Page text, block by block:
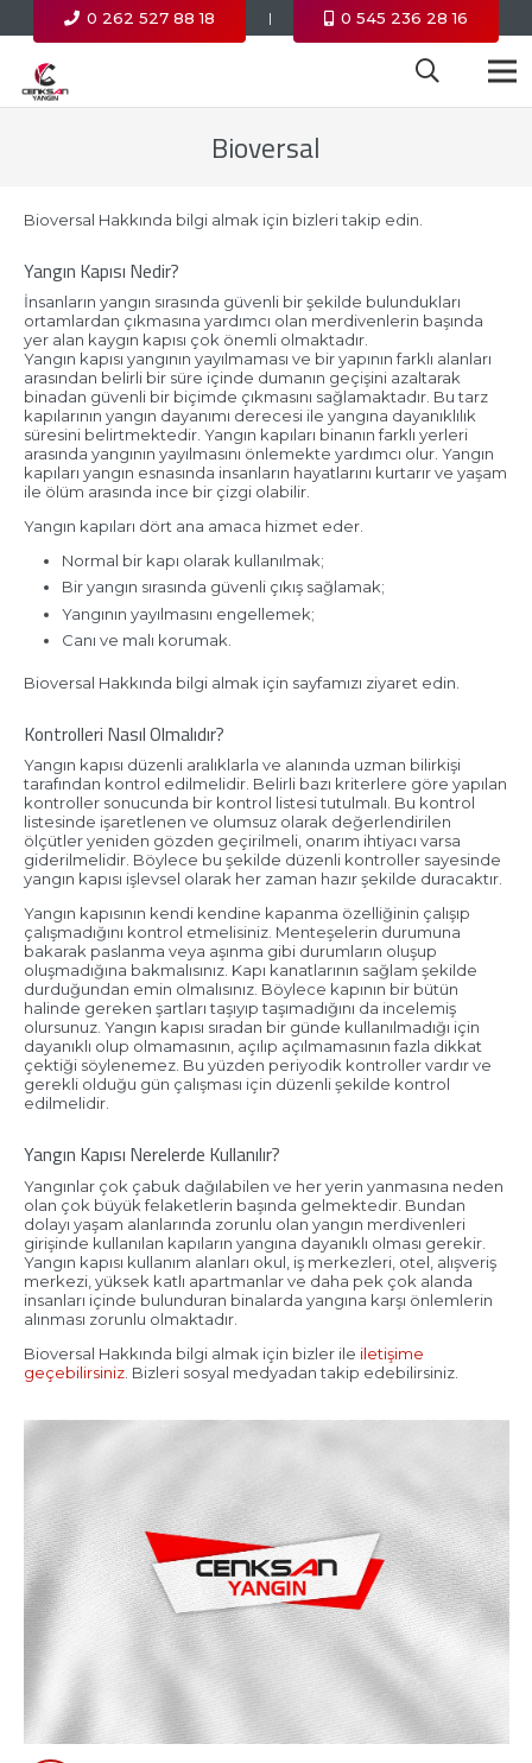
0 262 527 88 18 | 0 545 236 28 16
Bioversal
Bioversal Hakkında bilgi almak için bizleri takip edin.
Yangın Kapısı Nedir?
İnsanların yangın sırasında güvenli bir şekilde bulundukları
ortamlardan çıkmasına yardımcı olan merdivenlerin başında
yer alan kaygın kapısı çok önemli olmaktadır.
Yangın kapısı yangının yayılmaması ve bir yapının farklı alanları
arasından belirli bir süre içinde dumanın geçişini azaltarak
binadan güvenli bir biçimde çıkmasını sağlamaktadır. Bu tarz
kapılarının yangın dayanımı derecesi ile yangına dayanıklılık
süresini belirtmektedir. Yangın kapıları binanın farklı yerleri
arasında yangının yayılmasını önlemekte yardımcı olur. Yangın
kapıları yangın esnasında insanların hayatlarını kurtarır ve yaşam
ile ölüm arasında ince bir çizgi olabilir.
Yangın kapıları dört ana amaca hizmet eder.
Normal bir kapı olarak kullanılmak;
Bir yangın sırasında güvenli çıkış sağlamak;
Yangının yayılmasını engellemek;
Canı ve malı korumak.
Bioversal Hakkında bilgi almak için sayfamızı ziyaret edin.
Kontrolleri Nasıl Olmalıdır?
Yangın kapısı düzenli aralıklarla ve alanında uzman bilirkişi
tarafından kontrol edilmelidir. Belirli bazı kriterlere göre yapılan
kontroller sonucunda bir kontrol listesi tutulmalı. Bu kontrol
listesinde işaretlenen ve olumsuz olarak değerlendirilen
ölçütler yeniden gözden geçirilmeli, onarım ihtiyacı varsa
giderilmelidir. Böylece bu şekilde düzenli kontroller sayesinde
yangın kapısı işlevsel olarak her zaman hazır şekilde duracaktır.
Yangın kapısının kendi kendine kapanma özelliğinin çalışıp
çalışmadığını kontrol etmelisiniz. Menteşelerin durumuna
bakarak paslanma veya aşınma gibi durumların oluşup
oluşmadığına bakmalısınız. Kapı kanatlarının sağlam şekilde
durduğundan emin olmalısınız. Böylece kapının bir bütün
halinde gereken şartları taşıyıp taşımadığını da incelemiş
olursunuz. Yangın kapısı sıradan bir günde kullanılmadığı için
dayanıklı olup olmamasının, açılıp açılmamasının fazla dikkat
çektiği söylenemez. Bu yüzden periyodik kontroller vardır ve
gerekli olduğu gün çalışması için düzenli şekilde kontrol
edilmelidir.
Yangın Kapısı Nerelerde Kullanılır?
Yangınlar çok çabuk dağılabilen ve her yerin yanmasına neden
olan çok büyük felaketlerin başında gelmektedir. Bundan
dolayı yaşam alanlarında zorunlu olan yangın merdivenleri
girişinde kullanılan kapıların yangına dayanıklı olması gerekir.
Yangın kapısı kullanım alanları okul, iş merkezleri, otel, alışveriş
merkezi, yüksek katlı apartmanlar ve daha pek çok alanda
insanları içinde bulunduran binalarda yangına karşı önlemlerin
alınması zorunlu olmaktadır.
Bioversal Hakkında bilgi almak için bizler ile iletişime
geçebilirsiniz. Bizleri sosyal medyadan takip edebilirsiniz.